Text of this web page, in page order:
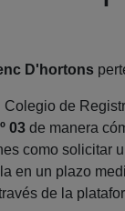
D'hortons
de
03 de manera
como solicitar
en un plazo
de la